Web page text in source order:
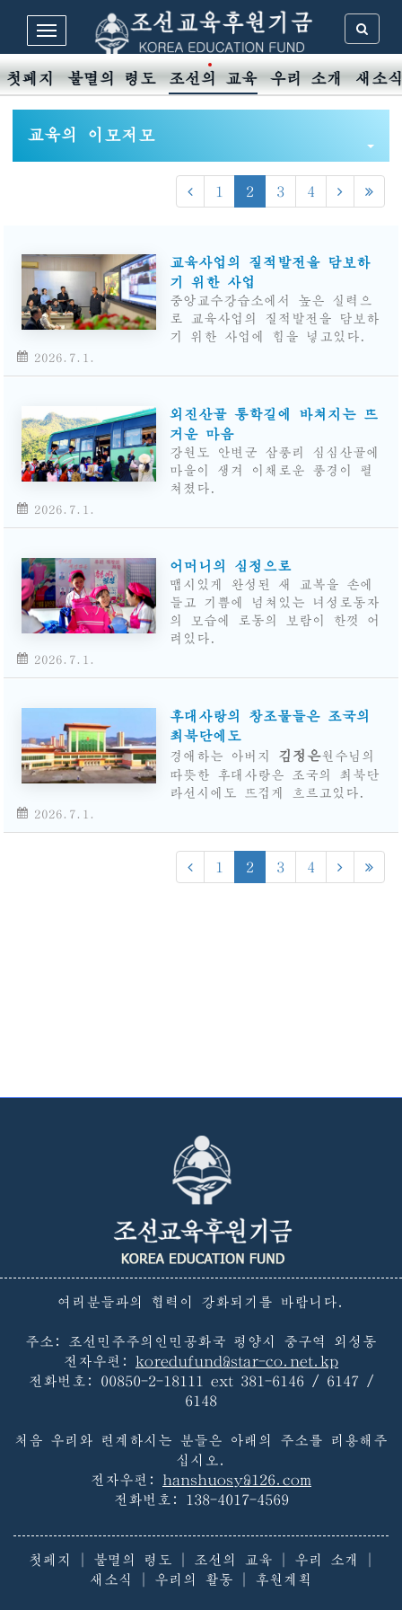
첫페지 불멸의 령도 조선의 교육 우리 소개 새소
교육의 이모저모
1 2 3 4
교육사업의 질적발전을 담보하
기 위한 사업
중앙교수강습소에서 높은 실력으
로 교육사업의 질적발전을 담보하
기 위한 사업에 힘을 넣고있다.
2026.7.1.
외진산골 통학길에 바쳐지는 뜨
거운 마음
강원도 안변군 삼풍리 심심산골에
마을이 생겨 이채로운 풍경이 펼
쳐졌다.
2026.7.1.
어머니의 심정으로
맵시있게 완성된 새 교복을 손에
들고 기쁨에 넘쳐있는 녀성로동자
의 모습에 로동의 보람이 한껏 어
려있다.
2026.7.1.
후대사랑의 창조물들은 조국의
최북단에도
경애하는 아버지 김정은원수님의
따뜻한 후대사랑은 조국의 최북단
라선시에도 뜨겁게 흐르고있다.
2026.7.1.
1 2 3 4
여러분들과의 협력이 강화되기를 바랍니다.
주소: 조선민주주의인민공화국 평양시 중구역 외성동
전자우편: koredufund@star-co.net.kp
전화번호:
00850-2-18111 ext 381-6146 / 6147 /
6148
처음 우리와 련계하시는 분들은 아래의 주소를 리용해주
십시오.
전자우편: hanshuosy@126.com
전화번호: 138-4017-4569
첫페지 불멸의 령도 조선의 교육 우리 소개
새소식
우리의 활동 후원계획